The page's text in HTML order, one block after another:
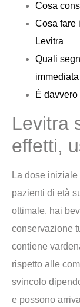
Cosa
Cosa fare
Levitra
Quali
immediata
È
Levitra
effetti,
La dose
pazienti di età
ottimale, hai
conservazione
contiene
rispetto alle
svincolo
e possono